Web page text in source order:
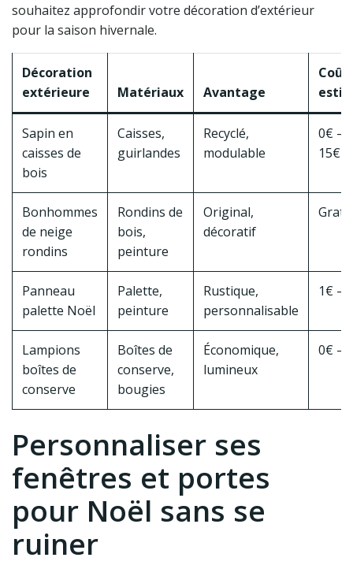
souhaitez approfondir votre décoration d’extérieur
pour la saison hivernale.
Décoration
extérieure
Matériaux Avantage
Coût
Sapin en
caisses de
bois
Caisses,
guirlandes
Recyclé,
modulable
0€ –
15€
Bonhommes
de neige
rondins
Rondins de
bois,
peinture
Original,
décoratif
Panneau
palette Noël
Palette,
peinture
Rustique,
personnalisable
1€ –
Lampions
boîtes de
conserve
Boîtes de
conserve,
bougies
Économique,
lumineux
0€ –
Personnaliser ses
fenêtres et portes
pour Noël sans se
ruiner